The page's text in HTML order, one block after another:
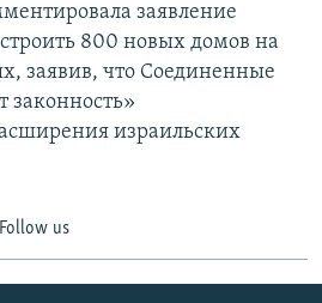
заявление
800 новых домов на
заявив, что Соединенные
израильских
Follow us